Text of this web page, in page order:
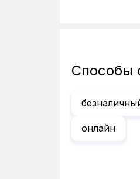
Способы
онлайн